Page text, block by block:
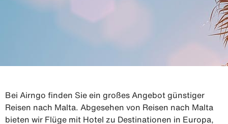
Bei Airngo finden Sie ein großes Angebot günstiger
Reisen nach Malta. Abgesehen von Reisen nach Malta
bieten wir Flüge mit Hotel zu Destinationen in Europa,